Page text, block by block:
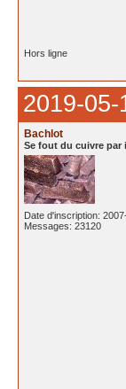
Hors ligne
2019-
Bachlot
Se fout du cuivre par
Date d'inscription:
Messages: 23120